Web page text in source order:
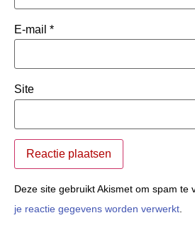
E-mail *
Site
Deze site gebruikt Akismet om spam te
je reactie gegevens worden verwerkt.